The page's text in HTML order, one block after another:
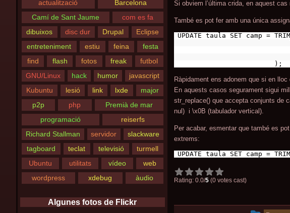
Si obviem l’última crida, en aquest cas
També es pot fer amb una única
UPDATE taula SET camp =
);
Ràpidament ens adonem que si en
En aquests casos segurament sigui
str_replace() que accepta conjunts de
nul) i \x0B (tabulador vertical).
Per acabar, esmentar que també es
extrems:
UPDATE taula SET camp =
Rating: 0.0/5 (0 votes cast)
actualització
Barcelona
Camí de Sant Jaume
com es fa
dibuixos
disc dur Drupal
Eclipse
entreteniment
estiu feina
festa
find
flash fotos freak
futbol
GNU/Linux
hack humor
javascript
Kubuntu
lesió link lxde
major
p2p
php
Premià de mar
programació
reiserfs
Richard Stallman
servidor
slackware
tagboard
teclat televisió
turmell
Ubuntu
utilitats vídeo
web
wordpress
xdebug àudio
Algunes fotos de Flickr